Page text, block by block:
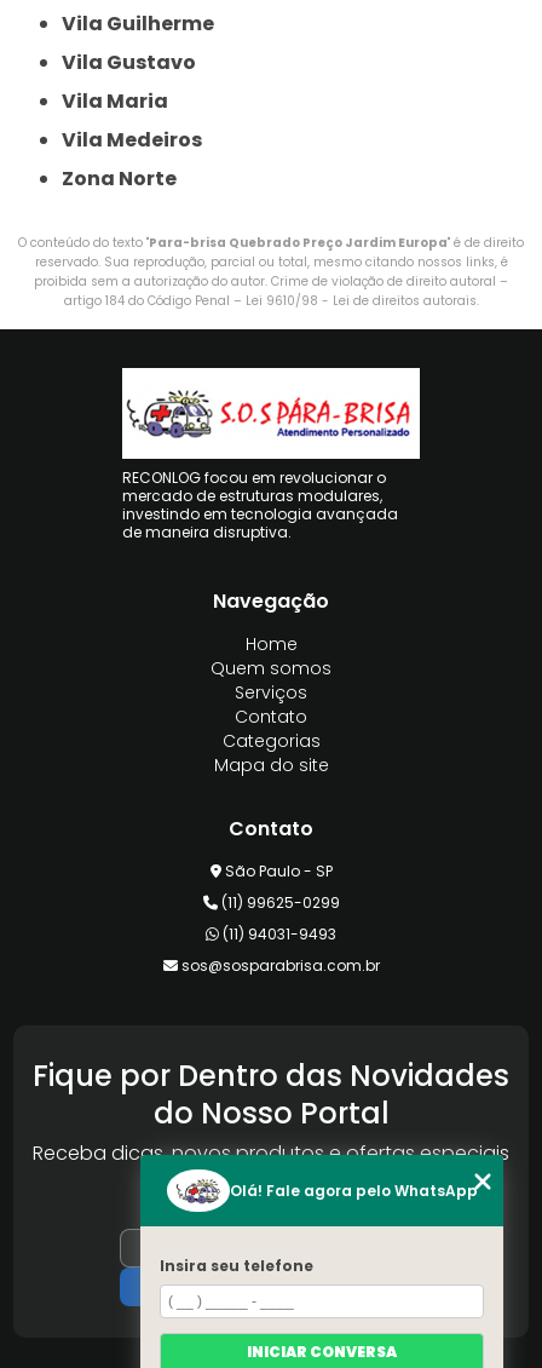
Vila Guilherme
Vila Gustavo
Vila Maria
Vila Medeiros
Zona Norte
O conteúdo do texto "Para-brisa Quebrado Preço Jardim Europa" é de direito
reservado. Sua reprodução, parcial ou total, mesmo citando nossos links, é
proibida sem a autorização do autor. Crime de violação de direito autoral –
artigo 184 do Código Penal – Lei 9610/98 - Lei de direitos autorais.
RECONLOG focou em revolucionar o
mercado de estruturas modulares,
investindo em tecnologia avançada
de maneira disruptiva.
Navegação
Home
Quem somos
Serviços
Contato
Categorias
Mapa do site
Contato
São Paulo - SP
(11) 99625-0299
(11) 94031-9493
sos@sosparabrisa.com.br
Fique por Dentro das Novidades
do Nosso Portal
Receba dicas, novos produtos e ofertas especiais
da Reconlog
Olá! Fale agora pelo WhatsApp
Insira seu telefone
INICIAR CONVERSA